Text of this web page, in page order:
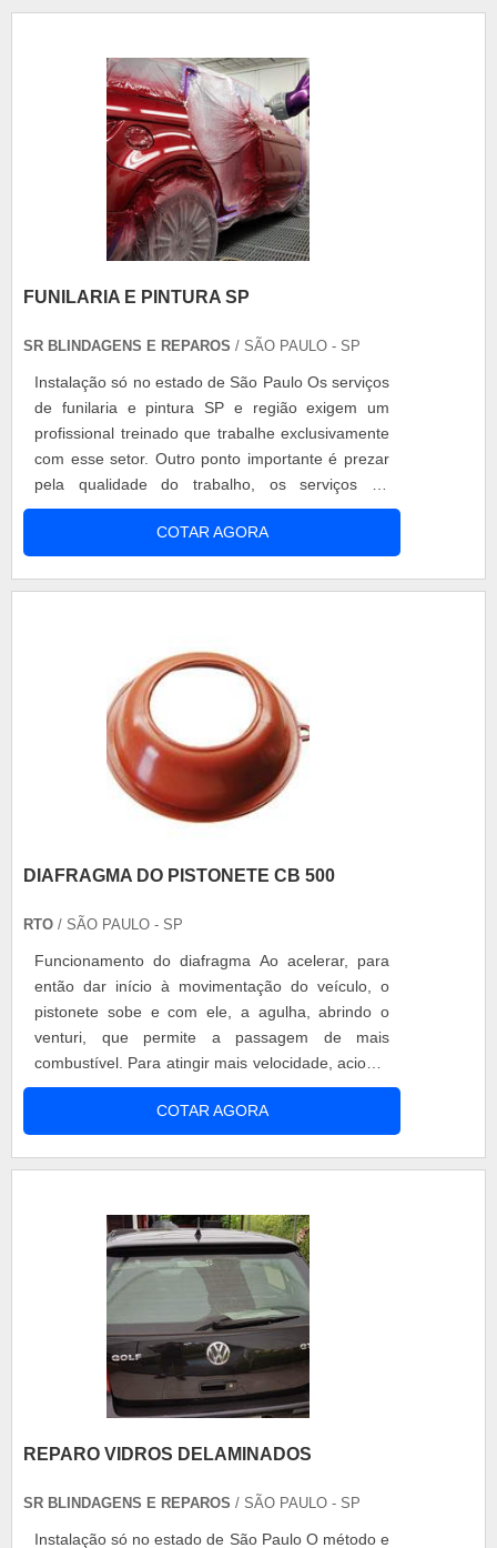
FUNILARIA E PINTURA SP
SR BLINDAGENS E REPAROS / SÃO PAULO - SP
Instalação só no estado de São Paulo Os serviços
de funilaria e pintura SP e região exigem um
profissional treinado que trabalhe exclusivamente
com esse setor. Outro ponto importante é prezar
pela qualidade do trabalho, os serviços de
martelinho, por exemplo, costumam ser bem mais
baratos. No entanto, quando o problema é com a
tinta do veículo, não tem outro jeito: o trabalho é
COTAR AGORA
DIAFRAGMA DO PISTONETE CB 500
RTO / SÃO PAULO - SP
Funcionamento do diafragma Ao acelerar, para
então dar início à movimentação do veículo, o
pistonete sobe e com ele, a agulha, abrindo o
venturi, que permite a passagem de mais
combustível. Para atingir mais velocidade, aciona-
se com maior pressão o acelerador, que promove
a subida completa do pistonete e da agulha,
permitindo que todo o ar passe pelo venturi e o
COTAR AGORA
REPARO VIDROS DELAMINADOS
SR BLINDAGENS E REPAROS / SÃO PAULO - SP
Instalação só no estado de São Paulo O método e